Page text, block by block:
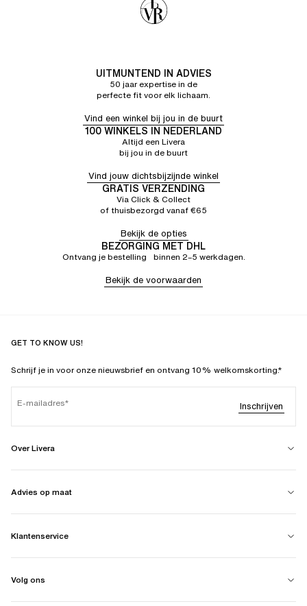
UITMUNTEND IN ADVIES
50 jaar expertise in de
perfecte fit voor elk lichaam.
Vind een winkel bij jou in de buurt
100 WINKELS IN NEDERLAND
Altijd een Livera
bij jou in de buurt
Vind jouw dichtsbijzijnde winkel
GRATIS VERZENDING
Via Click & Collect
of thuisbezorgd vanaf €65
Bekijk de opties
BEZORGING MET DHL
Ontvang je bestelling binnen 2–5 werkdagen.
Bekijk de voorwaarden
GET TO KNOW US!
Schrijf je in voor onze nieuwsbrief en ontvang 10% welkomskorting.*
E-mailadres Inschrijven
Over Livera
Advies op maat
Klantenservice
Volg ons